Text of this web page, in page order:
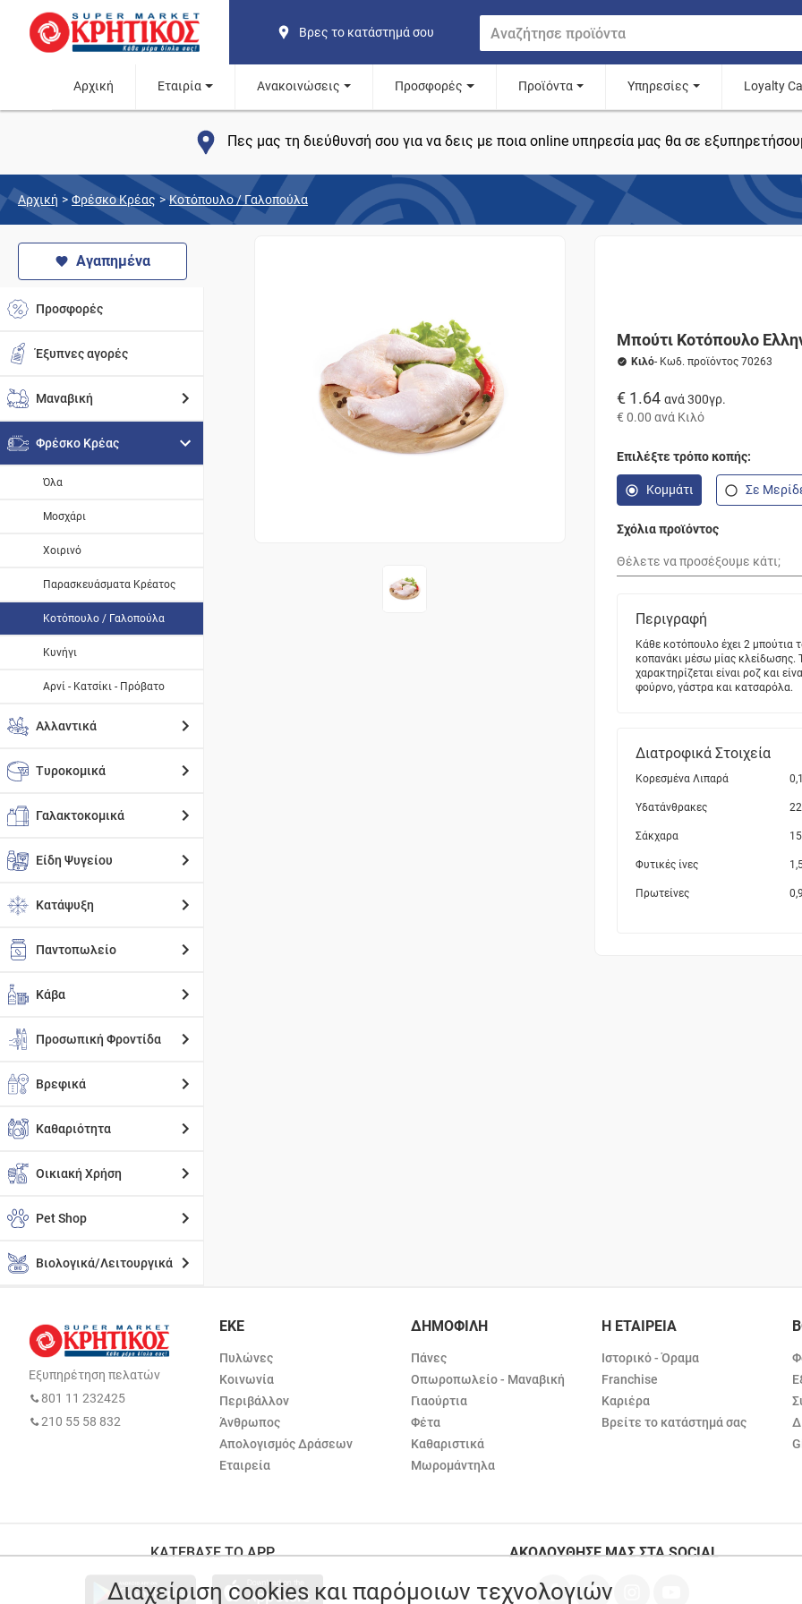
Βρες το κατάστημά σου
Αρχική Εταιρία Ανακοινώσεις Προσφορές Προϊόντα Υπηρεσίες Loyalty
Πες μας τη διεύθυνσή σου για να δεις με ποια online υπηρεσία μας θα σε
Αρχική > Φρέσκο Κρέας > Κοτόπουλο / Γαλοπούλα
Αγαπημένα
Προσφορές
Έξυπνες αγορές
Μαναβική
Φρέσκο Κρέας
Όλα
Μοσχάρι
Χοιρινό
Παρασκευάσματα Κρέατος
Κοτόπουλο / Γαλοπούλα
Κυνήγι
Αρνί - Κατσίκι - Πρόβατο
Αλλαντικά
Τυροκομικά
Γαλακτοκομικά
Είδη Ψυγείου
Κατάψυξη
Παντοπωλείο
Κάβα
Προσωπική Φροντίδα
Βρεφικά
Καθαριότητα
Οικιακή Χρήση
Pet Shop
Βιολογικά/Λειτουργικά
Μπούτι Κοτόπουλο
Κιλό- Κωδ. προϊόντος 70263
€ 1.64 ανά 300γρ.
€ 0.00 ανά Κιλό
Επιλέξτε τρόπο κοπής:
Κομμάτι Σε
Σχόλια προϊόντος
Περιγραφή
Κάθε κοτόπουλο έχει 2 μπούτια
κοπανάκι μέσω μίας κλείδωσης.
χαρακτηρίζεται είναι ροζ και
φούρνο, γάστρα και κατσαρόλα.
Διατροφικά Στοιχεία
Κορεσμένα Λιπαρά 0,1
Υδατάνθρακες
Σάκχαρα 15
Φυτικές ίνες
Πρωτείνες 0,9
Εξυπηρέτηση πελατών
801 11 232425
210 55 58 832
ΕΚΕ
Πυλώνες
Κοινωνία
Περιβάλλον
Άνθρωπος
Απολογισμός Δράσεων
Εταιρεία
ΔΗΜΟΦΙΛΗ
Πάνες
Οπωροπωλείο - Μαναβική
Γιαούρτια
Φέτα
Καθαριστικά
Μωρομάντηλα
Η ΕΤΑΙΡΕΙΑ
Ιστορικό - Όραμα
Franchise
Καριέρα
Βρείτε το κατάστημά σας
ΚΑΤΕΒΑΣΕ ΤΟ APP ΑΚΟΛΟΥΘΗΣΕ ΜΑΣ ΣΤΑ SOCIAL
Διαχείριση cookies και παρόμοιων τεχνολογιών